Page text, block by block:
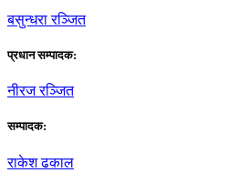
बसुन्धरा रञ्जित
प्रधान सम्पादक:
नीरज रञ्जित
सम्पादक:
राकेश ढकाल